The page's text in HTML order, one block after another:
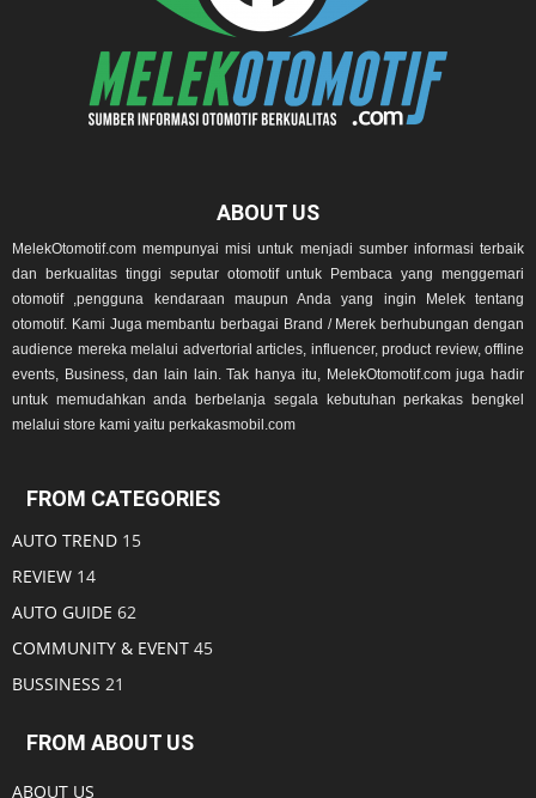
ABOUT US
MelekOtomotif.com mempunyai misi untuk menjadi sumber informasi terbaik
dan berkualitas tinggi seputar otomotif untuk Pembaca yang menggemari
otomotif ,pengguna kendaraan maupun Anda yang ingin Melek tentang
otomotif. Kami Juga membantu berbagai Brand / Merek berhubungan dengan
audience mereka melalui advertorial articles, influencer, product review, offline
events, Business, dan lain lain. Tak hanya itu, MelekOtomotif.com juga hadir
untuk memudahkan anda berbelanja segala kebutuhan perkakas bengkel
melalui store kami yaitu perkakasmobil.com
FROM CATEGORIES
AUTO TREND 15
REVIEW 14
AUTO GUIDE 62
COMMUNITY & EVENT 45
BUSSINESS 21
FROM ABOUT US
ABOUT US